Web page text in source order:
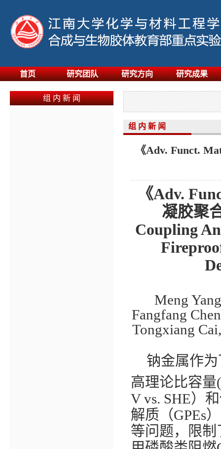
首页 研究团队 研究方向 研究成果
组 内 新 闻
组 内 新 闻
《Adv. Funct.
《Adv.
凝胶聚
Coupling
Meng
Fangfang
Tongxiang
钠金属作
高理论比容量
V vs. SHE）
解质（GPEs
等问题，限